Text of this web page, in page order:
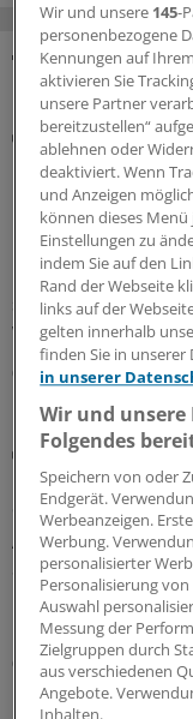
MEHR ZUM
Rezept
KBV und
Regeln zur
Mit dem GKV-
Cannabistherapie
Krankenkassen
sechsmonatigen
welche
06.08.2026
Urteil:
Arztpraxen können
klargestellt,
06.08.2026
Wir und unsere 145-
personenbezogene
Kennungen auf
aktivieren Sie
unsere Partner
bereitzustellen“
ablehnen oder
deaktiviert. Wenn
und Anzeigen
können dieses
Einstellungen zu
indem Sie auf den
Rand der Webseite
links auf der
gelten innerhalb
finden Sie in
in unserer
Wir und
Folgendes
Speichern von oder
Endgerät.
Werbeanzeigen.
Werbung.
personalisierter
Personalisierung
Auswahl
Messung der
Zielgruppen durch
aus verschiedenen
Angebote.